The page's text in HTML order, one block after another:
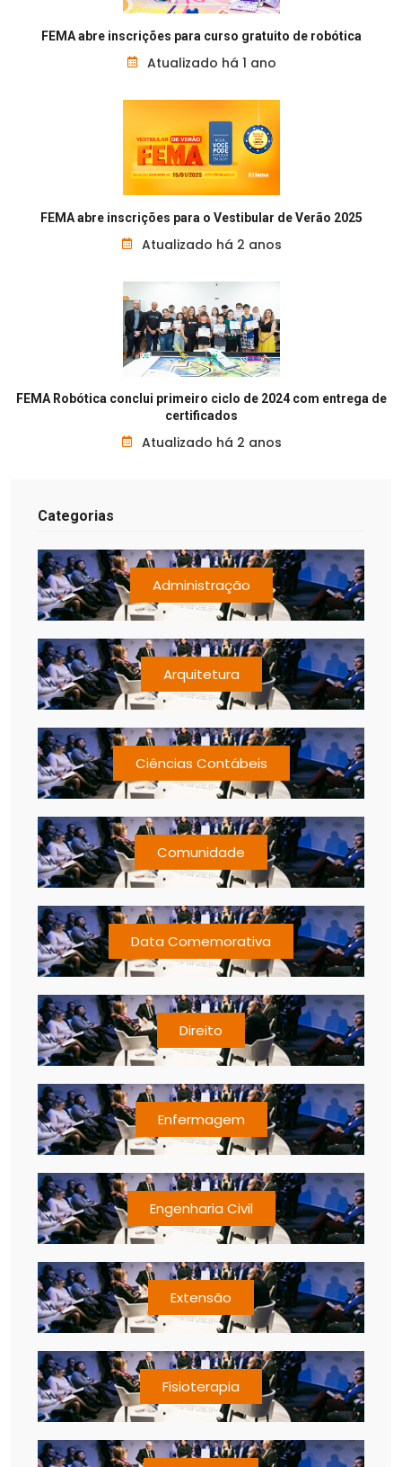
FEMA abre inscrições para curso gratuito de robótica
Atualizado há 1 ano
FEMA abre inscrições para o Vestibular de Verão 2025
Atualizado há 2 anos
FEMA Robótica conclui primeiro ciclo de 2024 com entrega de
certificados
Atualizado há 2 anos
Categorias
Administração
Arquitetura
Ciências Contábeis
Comunidade
Data Comemorativa
Direito
Enfermagem
Engenharia Civil
Extensão
Fisioterapia